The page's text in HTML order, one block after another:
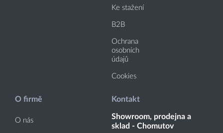
Ke stažení
B2B
Ochrana
osobních
údajů
Cookies
O firmě
O nás
Kontakt
Showroom, prodejna a
sklad - Chomutov